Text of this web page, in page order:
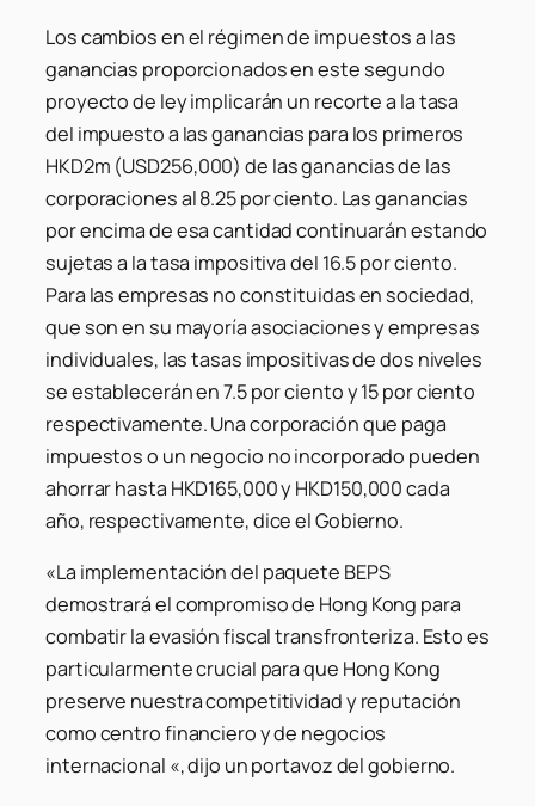
Los cambios en el régimen de impuestos a las
ganancias proporcionados en este segundo
proyecto de ley implicarán un recorte a la tasa
del impuesto a las ganancias para los primeros
HKD2m (USD256,000) de las ganancias de las
corporaciones al 8.25 por ciento. Las ganancias
por encima de esa cantidad continuarán estando
sujetas a la tasa impositiva del 16.5 por ciento.
Para las empresas no constituidas en sociedad,
que son en su mayoría asociaciones y empresas
individuales, las tasas impositivas de dos niveles
se establecerán en 7.5 por ciento y 15 por ciento
respectivamente. Una corporación que paga
impuestos o un negocio no incorporado pueden
ahorrar hasta HKD165,000 y HKD150,000 cada
año, respectivamente, dice el Gobierno.
«La implementación del paquete BEPS
demostrará el compromiso de Hong Kong para
combatir la evasión fiscal transfronteriza. Esto es
particularmente crucial para que Hong Kong
preserve nuestra competitividad y reputación
como centro financiero y de negocios
internacional «, dijo un portavoz del gobierno.